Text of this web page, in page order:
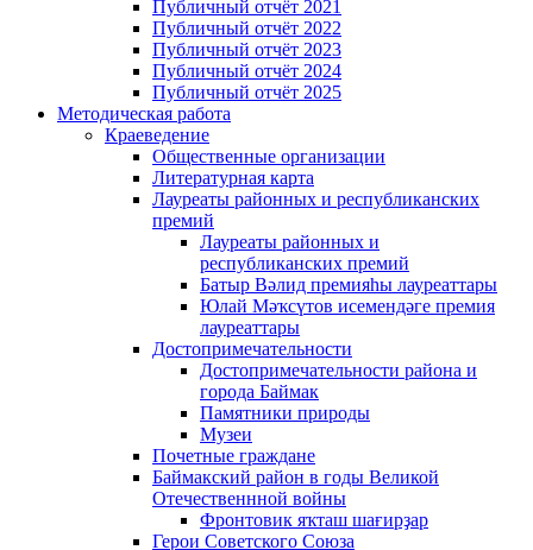
Публичный отчёт 2021
Публичный отчёт 2022
Публичный отчёт 2023
Публичный отчёт 2024
Публичный отчёт 2025
Методическая работа
Краеведение
Общественные организации
Литературная карта
Лауреаты районных и республиканских
премий
Лауреаты районных и
республиканских премий
Батыр Вәлид премияһы лауреаттары
Юлай Мәҡсүтов исемендәге премия
лауреаттары
Достопримечательности
Достопримечательности района и
города Баймак
Памятники природы
Музеи
Почетные граждане
Баймакский район в годы Великой
Отечественнной войны
Фронтовик яҡташ шағирҙар
Герои Советского Союза